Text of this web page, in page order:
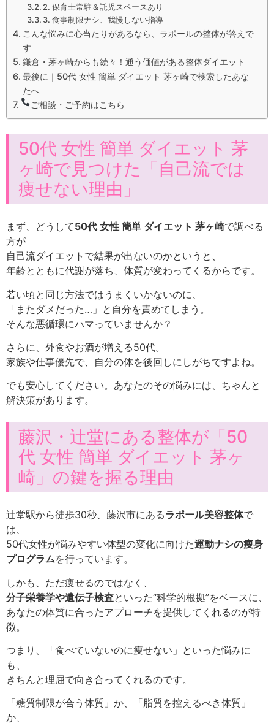
2. 保育士常駐＆託児スペースあり
3. 食事制限ナシ、我慢しない指導
こんな悩みに心当たりがあるなら、ラポールの整体が答えで
す
鎌倉・茅ヶ崎からも続々！通う価値がある整体ダイエット
最後に｜50代 女性 簡単 ダイエット 茅ヶ崎で検索したあな
たへ
ご相談・ご予約はこちら
50代 女性 簡単 ダイエット 茅
ヶ崎で見つけた「自己流では
痩せない理由」
まず、どうして50代 女性 簡単 ダイエット 茅ヶ崎で調べる
方が
自己流ダイエットで結果が出ないのかというと、
年齢とともに代謝が落ち、体質が変わってくるからです。
若い頃と同じ方法ではうまくいかないのに、
「またダメだった…」と自分を責めてしまう。
そんな悪循環にハマっていませんか？
さらに、外食やお酒が増える50代。
家族や仕事優先で、自分の体を後回しにしがちですよね。
でも安心してください。あなたのその悩みには、ちゃんと
解決策があります。
藤沢・辻堂にある整体が「50
代 女性 簡単 ダイエット 茅ヶ
崎」の鍵を握る理由
辻堂駅から徒歩30秒、藤沢市にあるラポール美容整体で
は、
50代女性が悩みやすい体型の変化に向けた運動ナシの痩身
プログラムを行っています。
しかも、ただ痩せるのではなく、
分子栄養学や遺伝子検査といった“科学的根拠”をベースに、
あなたの体質に合ったアプローチを提供してくれるのが特
徴。
つまり、「食べていないのに痩せない」といった悩みに
も、
きちんと理屈で向き合ってくれるのです。
「糖質制限が合う体質」か、「脂質を控えるべき体質」
か、